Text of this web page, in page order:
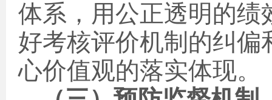
体系，用公正透明的绩
好考核评价机制的纠
心价值观的落实体现。